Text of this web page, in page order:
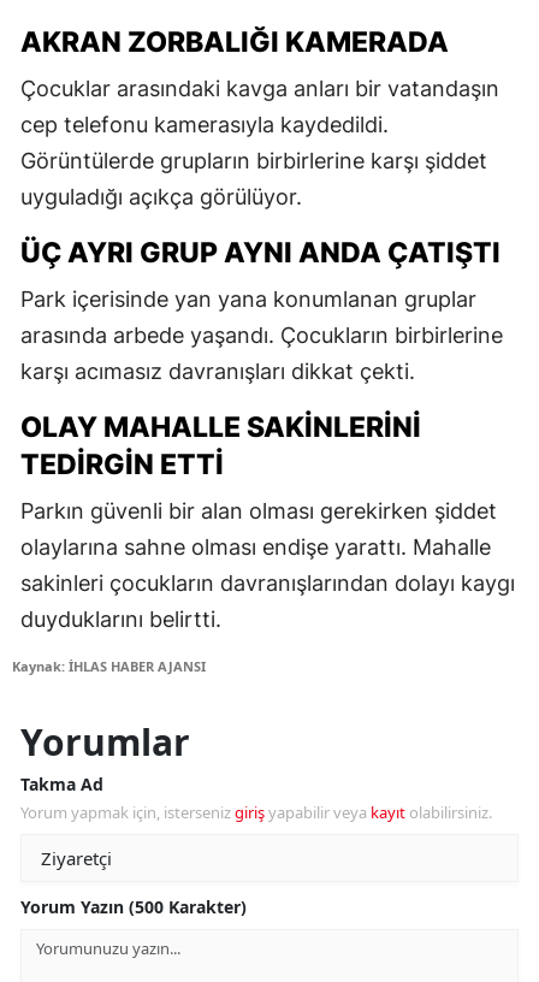
AKRAN ZORBALIĞI KAMERADA
Çocuklar arasındaki kavga anları bir vatandaşın
cep telefonu kamerasıyla kaydedildi.
Görüntülerde grupların birbirlerine karşı şiddet
uyguladığı açıkça görülüyor.
ÜÇ AYRI GRUP AYNI ANDA ÇATIŞTI
Park içerisinde yan yana konumlanan gruplar
arasında arbede yaşandı. Çocukların birbirlerine
karşı acımasız davranışları dikkat çekti.
OLAY MAHALLE SAKINLERINI
TEDIRGIN ETTI
Parkın güvenli bir alan olması gerekirken şiddet
olaylarına sahne olması endişe yarattı. Mahalle
sakinleri çocukların davranışlarından dolayı kaygı
duyduklarını belirtti.
Kaynak: İHLAS HABER AJANSI
Yorumlar
Takma Ad
Yorum yapmak için, istersenizgirişyapabilir veya kayıt olabilirsiniz.
Yorum Yazın (500 Karakter)